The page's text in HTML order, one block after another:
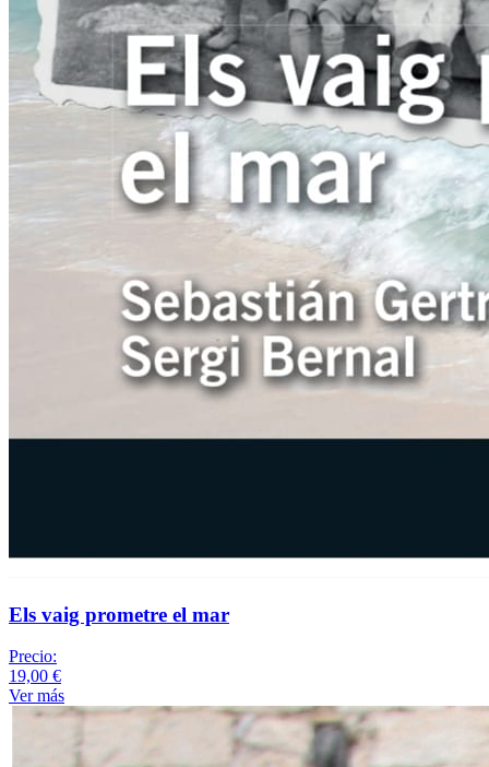
Els vaig prometre el mar
Precio:
19,00 €
Ver más